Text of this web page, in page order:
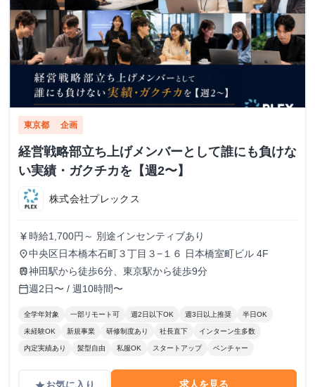
東京都 企画
経営戦略部立ち上げメンバーとして誰にも負けな
い実績・ガクチカを【週2〜】
株式会社プレックス
currency_yen 時給1,700円～ 別途インセンティブあり
place中央区日本橋本石町３丁目３−１６ 日本橋室町ビル 4F
train神田駅から徒歩6分、東京駅から徒歩9分
calendar_today週2日〜 / 週10時間〜
全学年対象 一部リモート可 週2日以下OK 週3日以上推奨 半日OK
未経験OK 新規事業 研修制度あり 社長直下 インターン生多数
内定実績あり 髪型自由 私服OK スタートアップ ベンチャー
求人を見る